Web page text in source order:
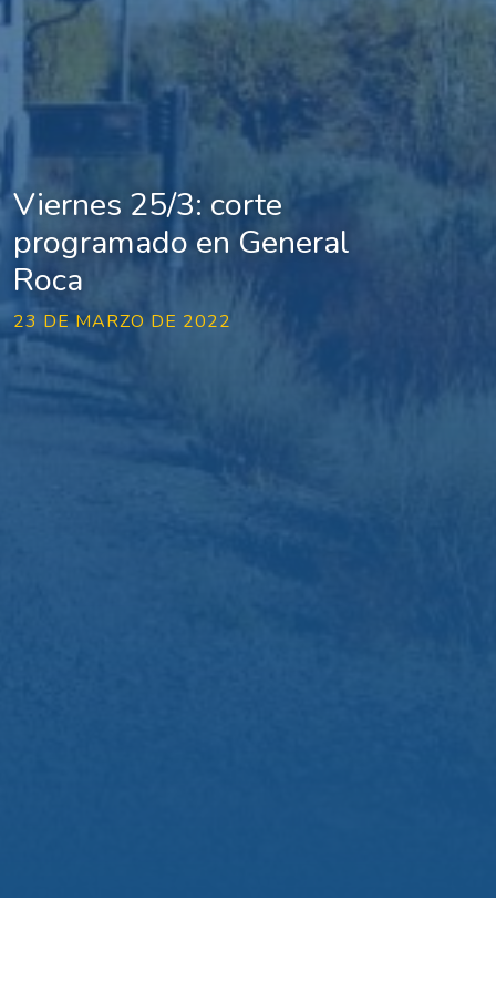
Viernes 25/3: corte
programado en General
Roca
23 DE MARZO DE 2022